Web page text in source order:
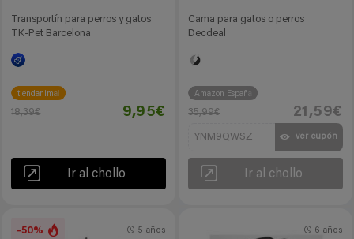
Transportín para perros y gatos
TK-Pet Barcelona
tiendanimal
18,39€ 9,95€
Ir al chollo
Cama para gatos o perros
Decdeal
Amazon España
35,99€ 21,59€
YNM9QWSZ ver cupón
Ir al chollo
-50% 5 años 6 años